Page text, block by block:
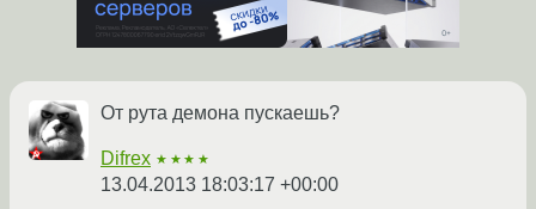
От рута демона пускаешь?
Difrex ★★★★
13.04.2013 18:03:17 +00:00